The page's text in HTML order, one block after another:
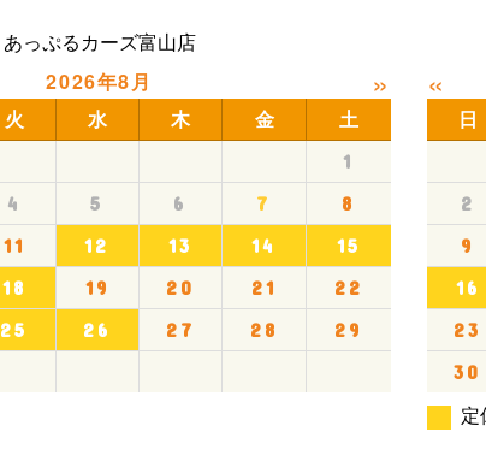
あっぷるカーズ富山店
2026年8月 »
火 水 木 金 土
1
4 5 6 7
8
11 12 13 14
15
18 19 20 21
22
25 26 27 28
29
«
日
2
9
16
23
30
定